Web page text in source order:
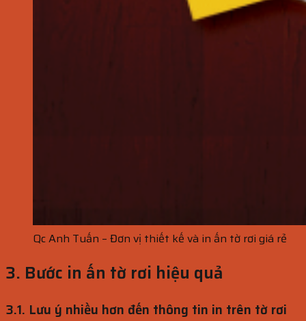
Qc Anh Tuấn – Đơn vị thiết kế và in ấn tờ rơi giá rẻ
3. Bước in ấn tờ rơi hiệu quả
3.1. Lưu ý nhiều hơn đến thông tin in trên tờ rơi